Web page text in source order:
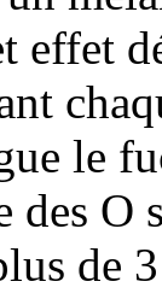
effet
le
des
de